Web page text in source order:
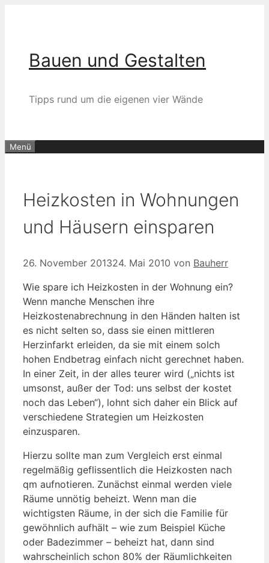
Bauen und Gestalten
Tipps rund um die eigenen vier Wände
Menü
Heizkosten in Wohnungen
und Häusern einsparen
26. November 201324. Mai 2010 von Bauherr
Wie spare ich Heizkosten in der Wohnung ein?
Wenn manche Menschen ihre
Heizkostenabrechnung in den Händen halten ist
es nicht selten so, dass sie einen mittleren
Herzinfarkt erleiden, da sie mit einem solch
hohen Endbetrag einfach nicht gerechnet haben.
In einer Zeit, in der alles teurer wird („nichts ist
umsonst, außer der Tod: uns selbst der kostet
noch das Leben“), lohnt sich daher ein Blick auf
verschiedene Strategien um Heizkosten
einzusparen.
Hierzu sollte man zum Vergleich erst einmal
regelmäßig geflissentlich die Heizkosten nach
qm aufnotieren. Zunächst einmal werden viele
Räume unnötig beheizt. Wenn man die
wichtigsten Räume, in der sich die Familie für
gewöhnlich aufhält – wie zum Beispiel Küche
oder Badezimmer – beheizt hat, dann sind
wahrscheinlich schon 80% der Räumlichkeiten